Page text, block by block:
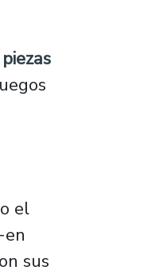
el
-en
sus